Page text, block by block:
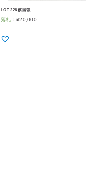
LOT 226 蔡国強
落札 ： ¥20,000